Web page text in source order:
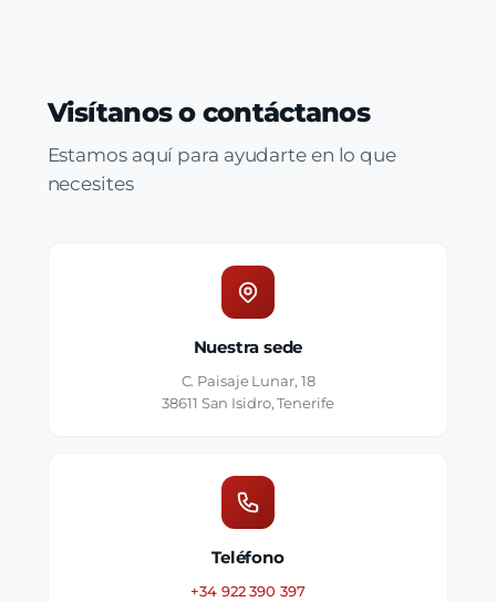
Visítanos o contáctanos
Estamos aquí para ayudarte en lo que
necesites
Nuestra sede
C. Paisaje Lunar, 18
38611 San Isidro, Tenerife
Teléfono
+34 922 390 397